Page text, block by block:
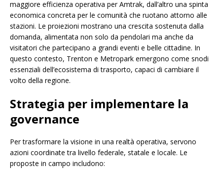
maggiore efficienza operativa per Amtrak, dall’altro una spinta
economica concreta per le comunità che ruotano attorno alle
stazioni. Le proiezioni mostrano una crescita sostenuta dalla
domanda, alimentata non solo da pendolari ma anche da
visitatori che partecipano a grandi eventi e belle cittadine. In
questo contesto, Trenton e Metropark emergono come snodi
essenziali dell’ecosistema di trasporto, capaci di cambiare il
volto della regione.
Strategia per implementare la
governance
Per trasformare la visione in una realtà operativa, servono
azioni coordinate tra livello federale, statale e locale. Le
proposte in campo includono: